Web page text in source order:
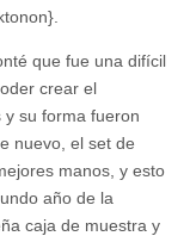
que fue una difícil
crear el
y su forma fueron
nuevo, el set de
manos, y esto
año de la
caja de muestra y